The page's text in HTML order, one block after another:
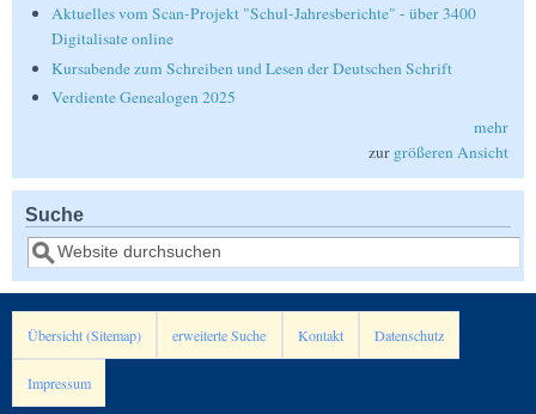
Aktuelles vom Scan-Projekt "Schul-Jahresberichte" - über 3400
Digitalisate online
Kursabende zum Schreiben und Lesen der Deutschen Schrift
Verdiente Genealogen 2025
mehr
zur größeren Ansicht
Suche
Suche
Übersicht (Sitemap) erweiterte Suche Kontakt Datenschutz
Impressum